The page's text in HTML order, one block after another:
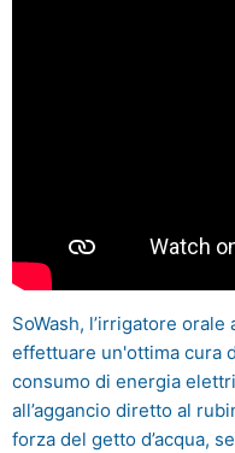
SoWash, l’irrigatore orale
effettuare un'ottima cura
consumo di energia
all’aggancio diretto al
forza del getto d’acqua,